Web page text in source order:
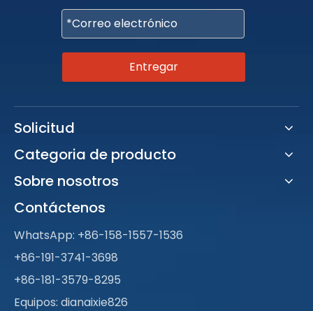
Entregar
Solicitud
Categoria de producto
Sobre nosotros
Contáctenos
WhatsApp: +86-158-1557-1536
+86-191-3741-3698
+86-181-3579-8295
Equipos: dianaixie826